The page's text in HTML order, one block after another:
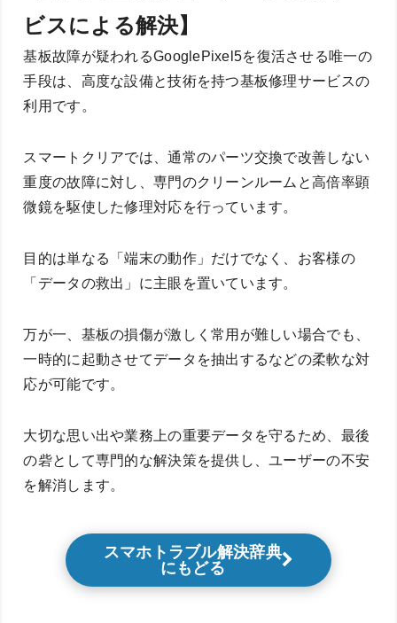
ビスによる解決】
基板故障が疑われるGooglePixel5を復活させる唯一の
手段は、高度な設備と技術を持つ基板修理サービスの
利用です。
スマートクリアでは、通常のパーツ交換で改善しない
重度の故障に対し、専門のクリーンルームと高倍率顕
微鏡を駆使した修理対応を行っています。
目的は単なる「端末の動作」だけでなく、お客様の
「データの救出」に主眼を置いています。
万が一、基板の損傷が激しく常用が難しい場合でも、
一時的に起動させてデータを抽出するなどの柔軟な対
応が可能です。
大切な思い出や業務上の重要データを守るため、最後
の砦として専門的な解決策を提供し、ユーザーの不安
を解消します。
スマホトラブル解決辞典
にもどる